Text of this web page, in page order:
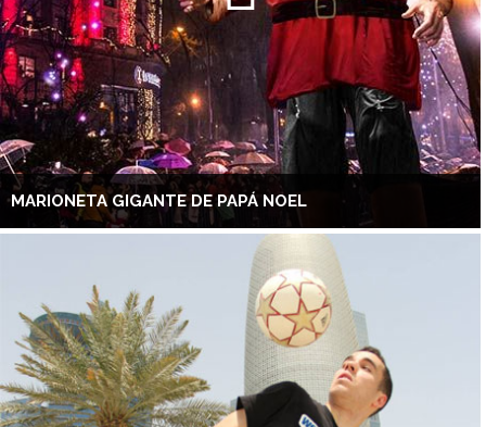
MARIONETA GIGANTE DE PAPÁ NOEL